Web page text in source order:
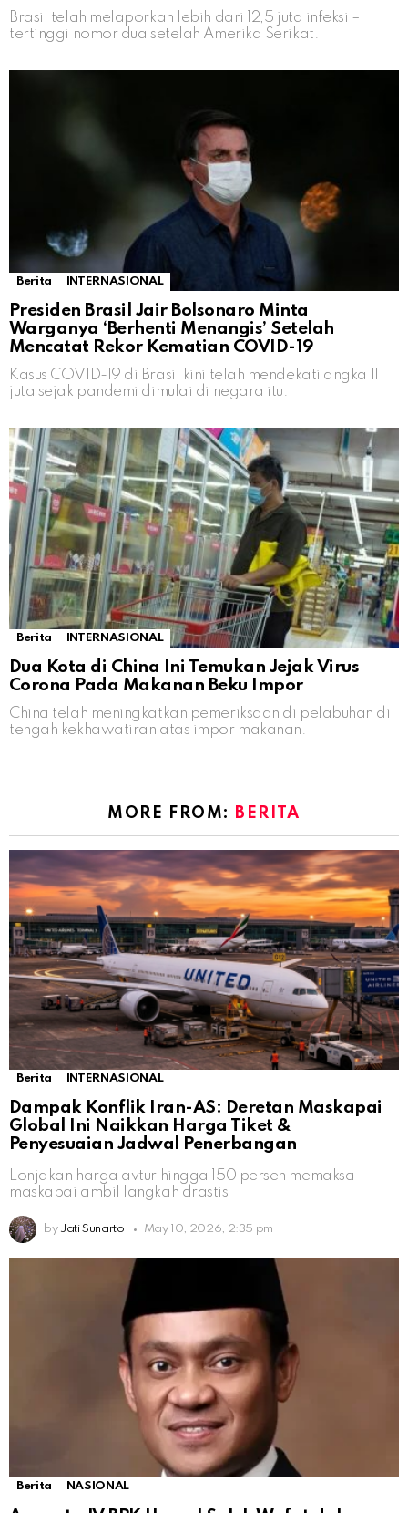
Brasil telah melaporkan lebih dari 12,5 juta infeksi –
tertinggi nomor dua setelah Amerika Serikat.
Berita INTERNASIONAL
Presiden Brasil Jair Bolsonaro Minta
Warganya ‘Berhenti Menangis’ Setelah
Mencatat Rekor Kematian COVID-19
Kasus COVID-19 di Brasil kini telah mendekati angka 11
juta sejak pandemi dimulai di negara itu.
Berita INTERNASIONAL
Dua Kota di China Ini Temukan Jejak Virus
Corona Pada Makanan Beku Impor
China telah meningkatkan pemeriksaan di pelabuhan di
tengah kekhawatiran atas impor makanan.
MORE FROM: BERITA
Berita INTERNASIONAL
Dampak Konflik Iran-AS: Deretan Maskapai
Global Ini Naikkan Harga Tiket &
Penyesuaian Jadwal Penerbangan
Lonjakan harga avtur hingga 150 persen memaksa
maskapai ambil langkah drastis
by Jati Sunarto May 10, 2026, 2:35 pm
Berita NASIONAL